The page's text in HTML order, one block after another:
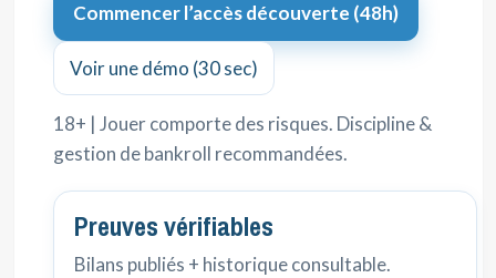
Commencer l’accès découverte (48h)
Voir une démo (30 sec)
18+ | Jouer comporte des risques. Discipline &
gestion de bankroll recommandées.
Preuves vérifiables
Bilans publiés + historique consultable.